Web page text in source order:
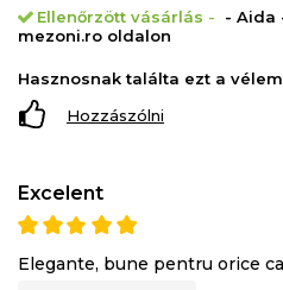
Ellenőrzött vásárlás -
- Aida
mezoni.ro oldalon
Hasznosnak találta ezt a
Hozzászólni
Excelent
Elegante, bune pentru orice